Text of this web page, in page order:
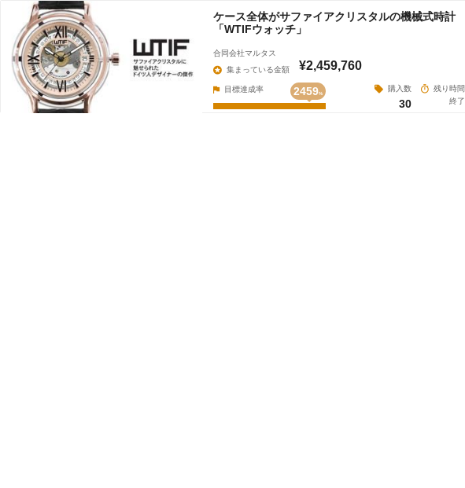
ケース全体がサファイアクリスタルの機械式時計
「WTIFウォッチ」
合同会社マルタス
集まっている金額
¥2,459,760
目標達成率 2459%
購入数
30
残り時間
終了